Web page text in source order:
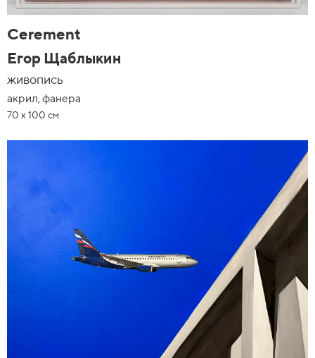
Cerement
Егор Щаблыкин
живопись
акрил, фанера
70 x 100 см